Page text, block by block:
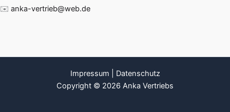
✉️ anka-vertrieb@web.de
Impressum
Datenschutz
Copyright © 2026 Anka Vertriebs